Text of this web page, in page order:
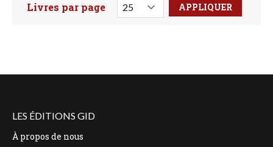
Faites votre recherche ici
Livres par page
LES ÉDITIONS GID
À propos de nous